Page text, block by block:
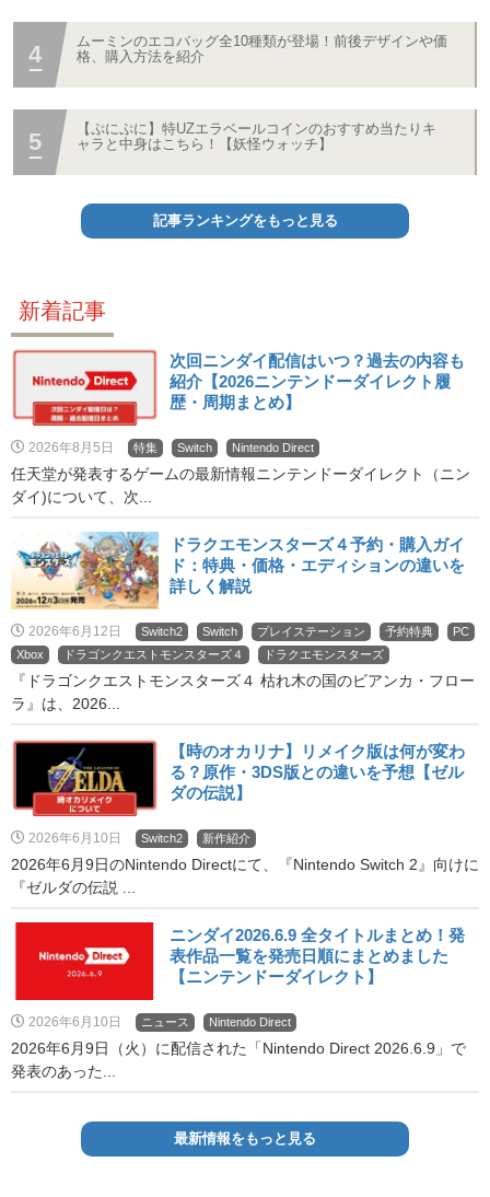
ムーミンのエコバッグ全10種類が登場！前後デザインや価
格、購入方法を紹介
【ぷにぷに】特UZエラベールコインのおすすめ当たりキ
ャラと中身はこちら！【妖怪ウォッチ】
記事ランキングをもっと見る
新着記事
次回ニンダイ配信はいつ？過去の内容も
紹介【2026ニンテンドーダイレクト履
歴・周期まとめ】
2026年8月5日 特集 Switch Nintendo Direct
任天堂が発表するゲームの最新情報ニンテンドーダイレクト（ニン
ダイ)について、次...
ドラクエモンスターズ４予約・購入ガイ
ド：特典・価格・エディションの違いを
詳しく解説
2026年6月12日 Switch2 Switch プレイステーション 予約特典
PC
Xbox
ドラゴンクエストモンスターズ４ ドラクエモンスターズ
『ドラゴンクエストモンスターズ４ 枯れ木の国のビアンカ・フロー
ラ』は、2026...
【時のオカリナ】リメイク版は何が変わ
る？原作・3DS版との違いを予想【ゼル
ダの伝説】
2026年6月10日 Switch2 新作紹介
2026年6月9日のNintendo Directにて、『Nintendo Switch 2』向けに
『ゼルダの伝説 ...
ニンダイ2026.6.9 全タイトルまとめ！発
表作品一覧を発売日順にまとめました
【ニンテンドーダイレクト】
2026年6月10日 ニュース Nintendo Direct
2026年6月9日（火）に配信された「Nintendo Direct 2026.6.9」で
発表のあった...
最新情報をもっと見る